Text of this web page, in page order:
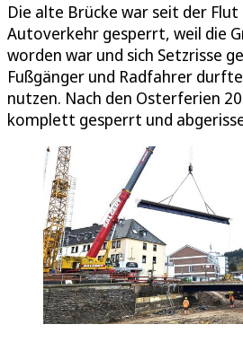
Die alte Brücke war seit der Flut
Autoverkehr gesperrt, weil die
worden war und sich Setzrisse
Fußgänger und Radfahrer
nutzen. Nach den Osterferien
komplett gesperrt und